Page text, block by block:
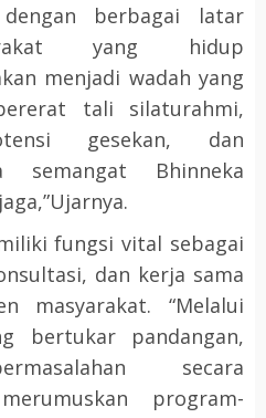
berbagai latar
yang hidup
menjadi wadah yang
tali silaturahmi,
gesekan, dan
semangat Bhinneka
fungsi vital sebagai
dan kerja sama
masyarakat. “Melalui
bertukar pandangan,
secara
program-